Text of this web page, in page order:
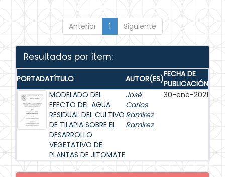
Anterior 1 Siguiente
Resultados por ítem:
PORTADATÍTULO AUTOR(ES)FECHA DE
PUBLICACIÓN
MODELADO DEL
EFECTO DEL AGUA
RESIDUAL DEL CULTIVO
DE TILAPIA SOBRE EL
DESARROLLO
VEGETATIVO DE
PLANTAS DE JITOMATE
José
Carlos
Ramírez
Ramírez
30-ene-2021